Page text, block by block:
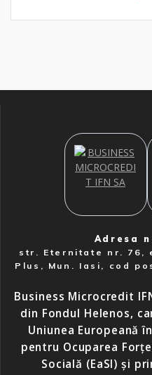
Adresa
str. Eternitate nr. 76,
Plus, Mun. Iasi, cod
Business Microcredit
din Fondul Helenos,
Uniunea Europeană
pentru Ocuparea
Socială (EaSI) și